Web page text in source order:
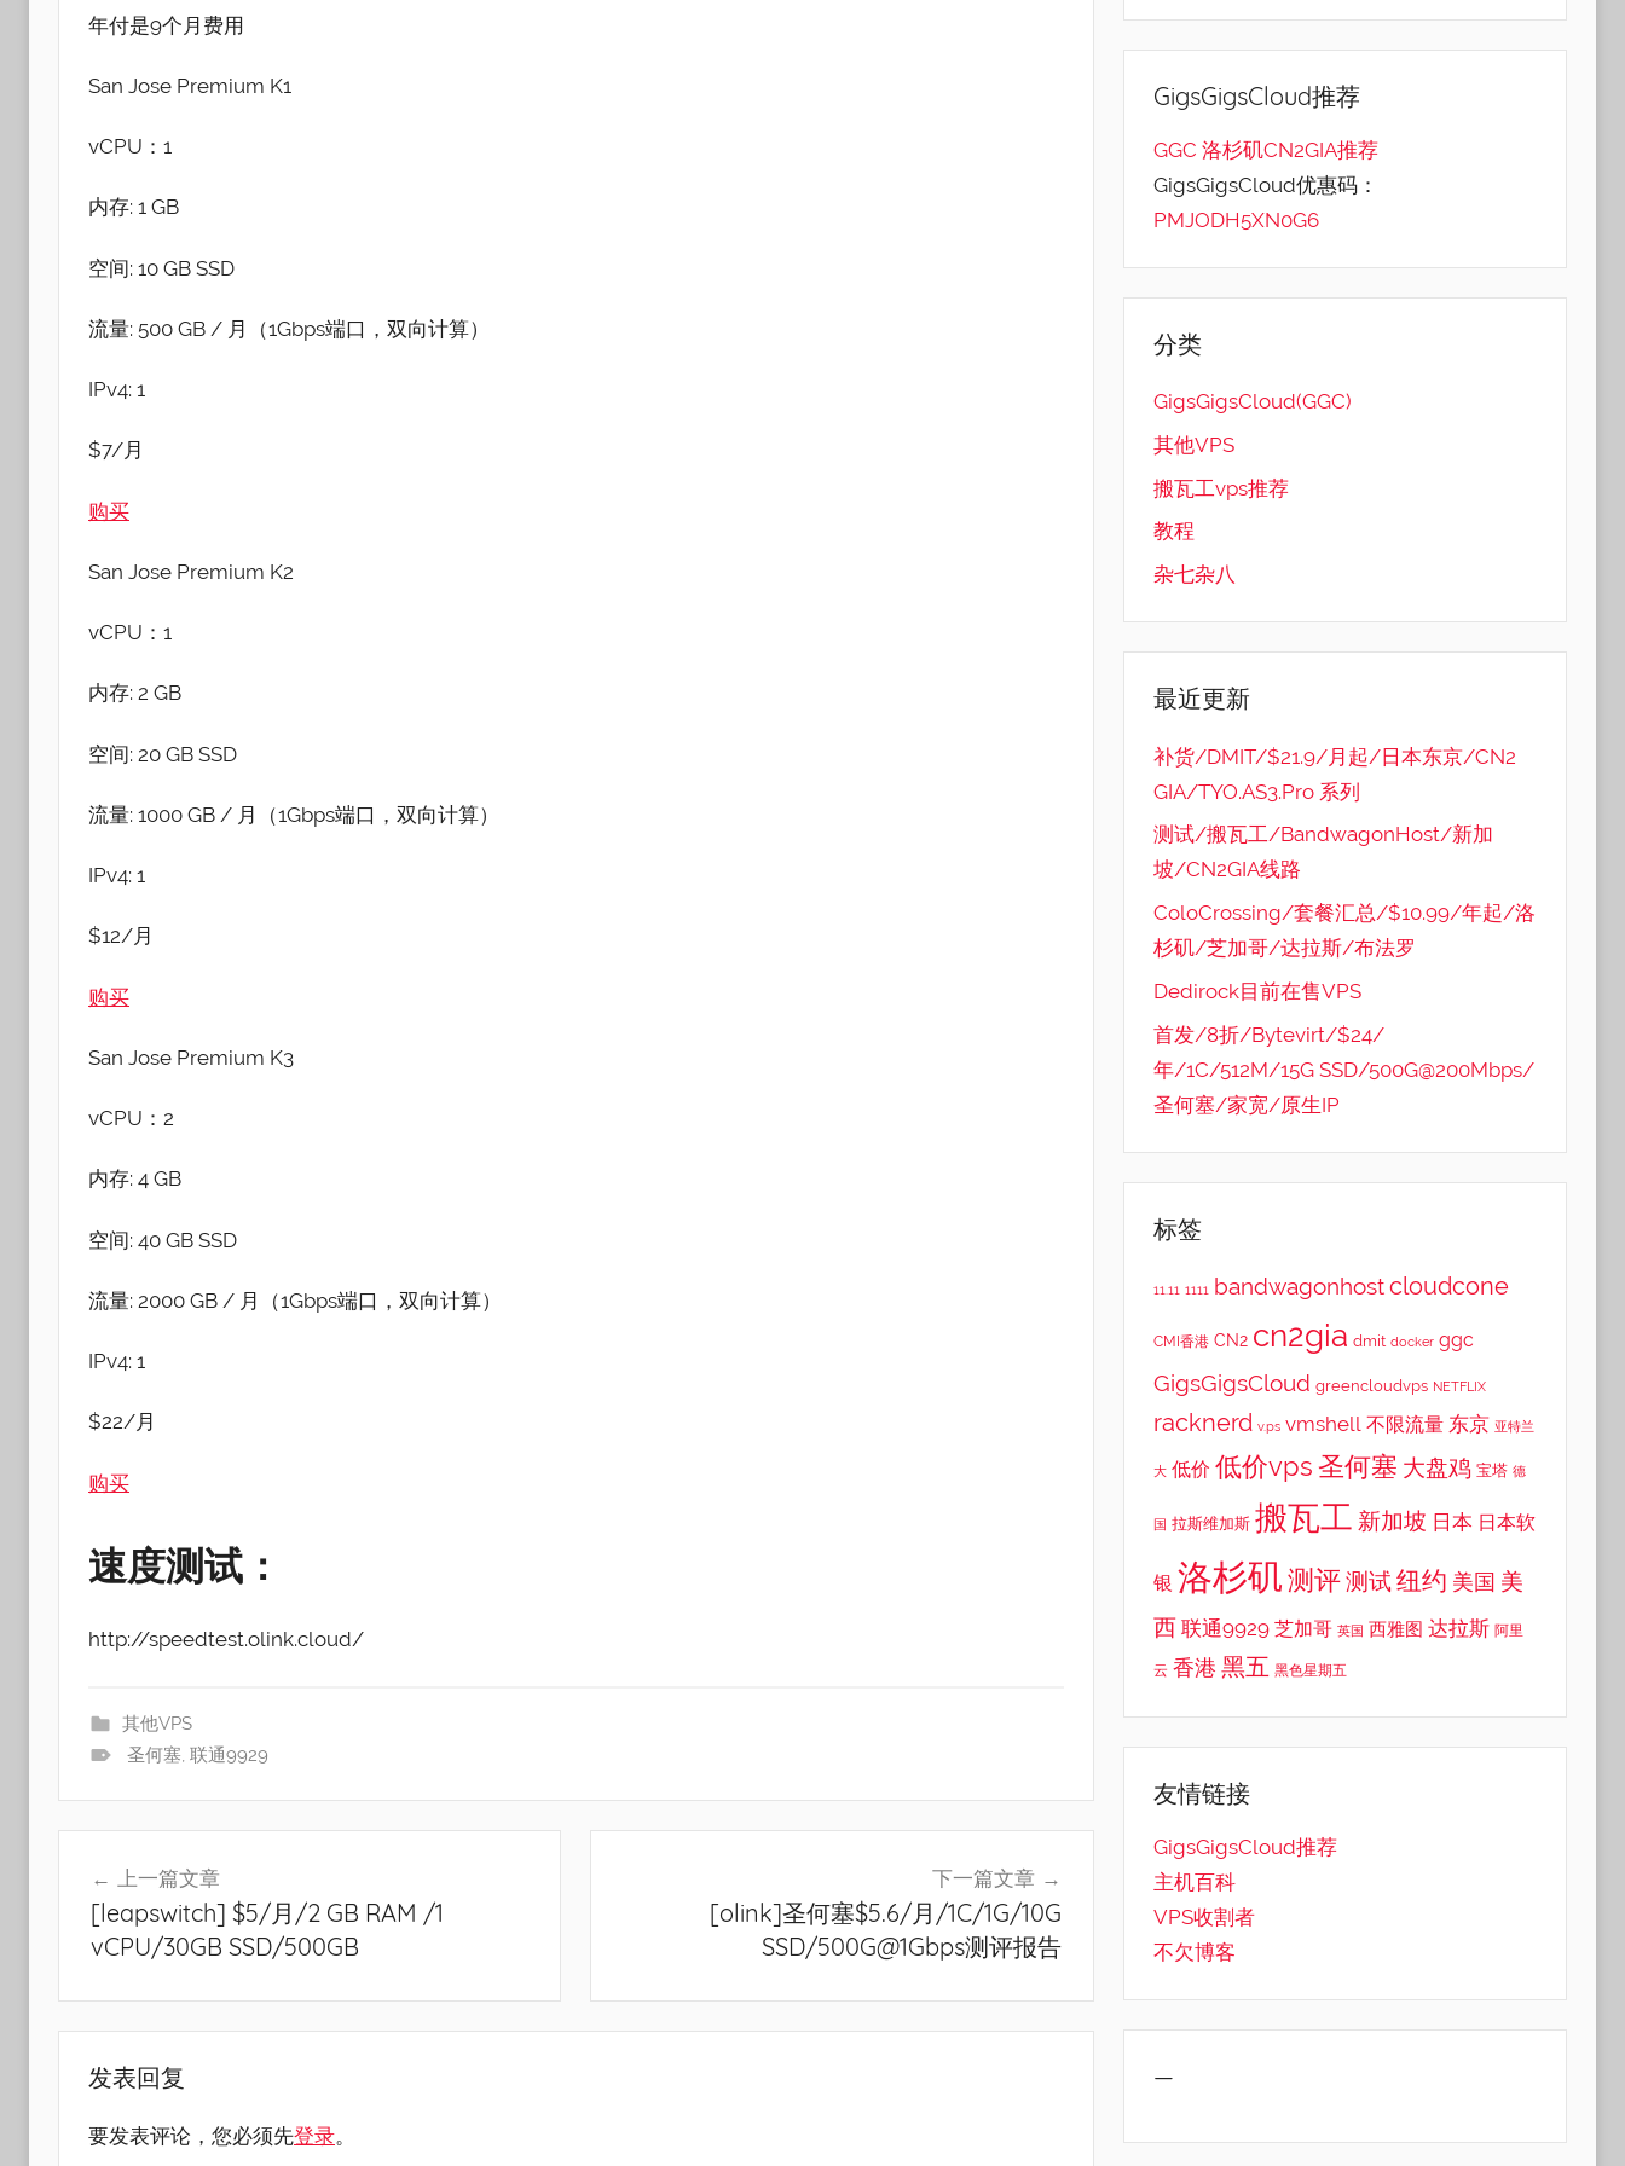
年付是9个月费用
San Jose Premium K1
vCPU：1
内存: 1 GB
空间: 10 GB SSD
流量: 500 GB / 月（1Gbps端口，双向计算）
IPv4: 1
$7/月
购买
San Jose Premium K2
vCPU：1
内存: 2 GB
空间: 20 GB SSD
流量: 1000 GB / 月（1Gbps端口，双向计算）
IPv4: 1
$12/月
购买
San Jose Premium K3
vCPU：2
内存: 4 GB
空间: 40 GB SSD
流量: 2000 GB / 月（1Gbps端口，双向计算）
IPv4: 1
$22/月
购买
速度测试：
http://speedtest.olink.cloud/
其他VPS
圣何塞 联通9929
上一篇文章
[leapswitch] $5/月/2 GB RAM /1
vCPU/30GB SSD/500GB
下一篇文章
[olink]圣何塞$5.6/月/1C/1G/10G
SSD/500G@1Gbps测评报告
发表回复
要发表评论，您必须先登录。
GigsGigsCloud推荐
GGC 洛杉矶CN2GIA推荐
GigsGigsCloud优惠码：
PMJODH5XN0G6
分类
GigsGigsCloud(GGC)
其他VPS
搬瓦工vps推荐
教程
杂七杂八
最近更新
补货/DMIT/$21.9/月起/日本东京/CN2
GIA/TYO.AS3.Pro 系列
测试/搬瓦工/BandwagonHost/新加
坡/CN2GIA线路
ColoCrossing/套餐汇总/$10.99/年起/洛
杉矶/芝加哥/达拉斯/布法罗
Dedirock目前在售VPS
首发/8折/Bytevirt/$24/
年/1C/512M/15G SSD/500G@200Mbps/
圣何塞/家宽/原生IP
标签
11.11 1111 bandwagonhostcloudcone
CMI香港 CN2 cn2gia dmit docker ggc
GigsGigsCloud greencloudvps NETFLIX
racknerd v.ps vmshell 不限流量 东京 亚特兰
大 低价 低价vps 圣何塞 大盘鸡 宝塔 德
国 拉斯维加斯 搬瓦工 新加坡 日本 日本软
银 洛杉矶 测评测试纽约 美国 美
西 联通9929 芝加哥 英国 西雅图 达拉斯 阿里
云 香港 黑五 黑色星期五
友情链接
GigsGigsCloud推荐
主机百科
VPS收割者
不欠博客
—